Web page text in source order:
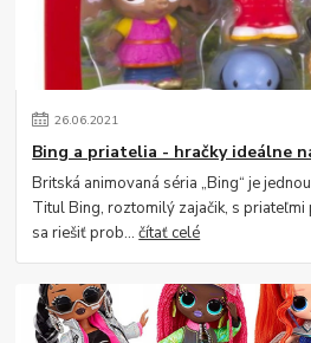
26.06.2021
Bing a priatelia - hračky ideálne
Britská animovaná séria „Bing“ je
Titul Bing, roztomilý zajačik, s
sa riešiť prob...čítať celé